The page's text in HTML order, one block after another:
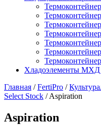
Хладоэлементы
Главная /FertiPro /
Select Stock /Aspiration
Aspiration